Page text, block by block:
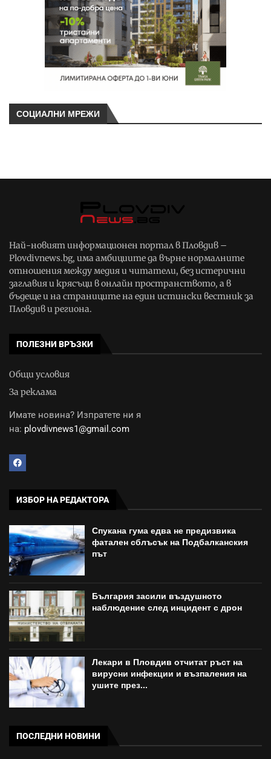
СОЦИАЛНИ МРЕЖИ
Най-новият информационен портал в Пловдив –
Plovdivnews.bg, има амбициите да върне нормалните
отношения между медия и читатели, без истерични
заглавия и крясъци в онлайн пространството, а в
бъдеще и на страниците на един истински вестник за
Пловдив и региона.
ПОЛЕЗНИ ВРЪЗКИ
Общи условия
За реклама
Имате новина? Изпратете ни я
на: plovdivnews1@gmail.com
ИЗБОР НА РЕДАКТОРА
Спукана гума едва не предизвика
фатален сблъсък на Подбалканския
път
България засили въздушното
наблюдение след инцидент с дрон
Лекари в Пловдив отчитат ръст на
вирусни инфекции и възпаления на
ушите през...
ПОСЛЕДНИ НОВИНИ